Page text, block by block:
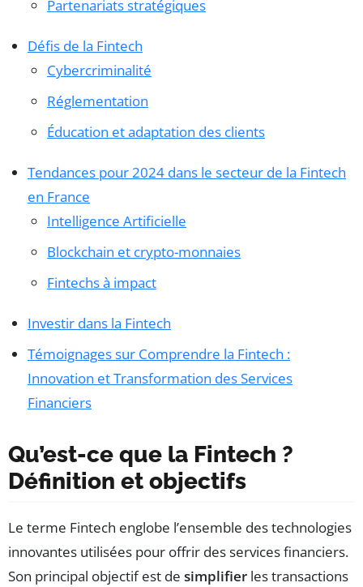
Partenariats stratégiques
Défis de la Fintech
Cybercriminalité
Réglementation
Éducation et adaptation des clients
Tendances pour 2024 dans le secteur de la Fintech
en France
Intelligence Artificielle
Blockchain et crypto-monnaies
Fintechs à impact
Investir dans la Fintech
Témoignages sur Comprendre la Fintech :
Innovation et Transformation des Services
Financiers
Qu’est-ce que la Fintech ?
Définition et objectifs
Le terme Fintech englobe l’ensemble des technologies
innovantes utilisées pour offrir des services financiers.
Son principal objectif est de simplifier les transactions